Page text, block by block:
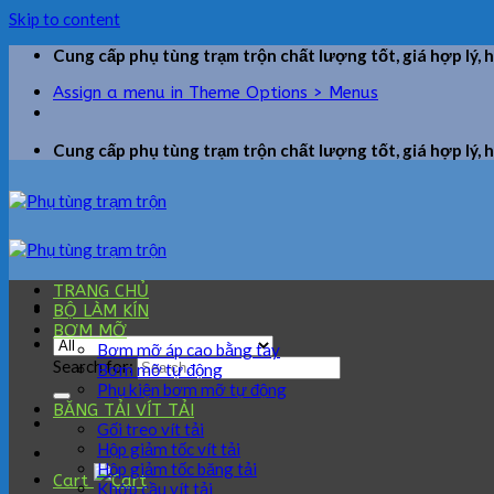
Skip to content
Cung cấp phụ tùng trạm trộn chất lượng tốt, giá hợp lý,
Assign a menu in Theme Options > Menus
Cung cấp phụ tùng trạm trộn chất lượng tốt, giá hợp lý,
Search for:
Cart
TRANG CHỦ
BỘ LÀM KÍN
BƠM MỠ
Bơm mỡ áp cao bằng tay
Bơm mỡ tự động
Phụ kiện bơm mỡ tự động
BĂNG TẢI VÍT TẢI
Gối treo vít tải
Hộp giảm tốc vít tải
Hộp giảm tốc băng tải
Khớp cầu vít tải